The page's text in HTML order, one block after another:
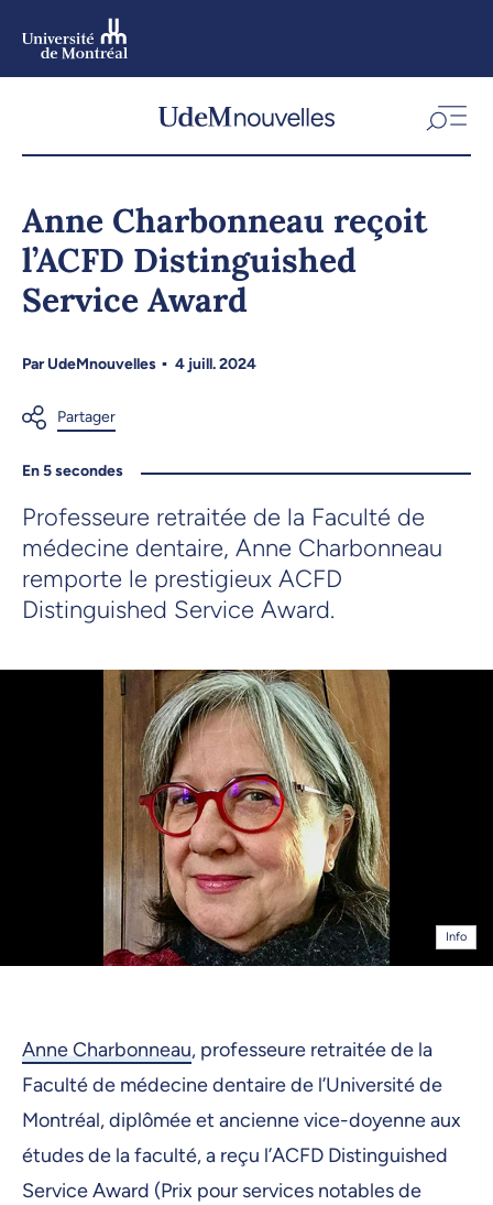
Anne Charbonneau reçoit
l’ACFD Distinguished
Service Award
ParUdeMnouvelles 4 juill. 2024
En 5 secondes
Professeure retraitée de la Faculté de
médecine dentaire, Anne Charbonneau
remporte le prestigieux ACFD
Distinguished Service Award.
Info
Anne Charbonneau, professeure retraitée de la
Faculté de médecine dentaire de l’Université de
Montréal, diplômée et ancienne vice-doyenne aux
études de la faculté, a reçu l’ACFD Distinguished
Service Award (Prix pour services notables de